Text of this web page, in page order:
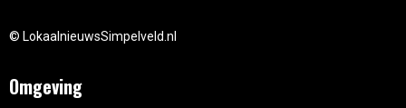
© LokaalnieuwsSimpelveld.nl
Omgeving